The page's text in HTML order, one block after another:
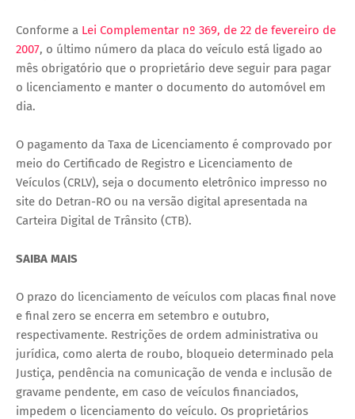
Conforme a Lei Complementar nº 369, de 22 de fevereiro de
2007, o último número da placa do veículo está ligado ao
mês obrigatório que o proprietário deve seguir para pagar
o licenciamento e manter o documento do automóvel em
dia.
O pagamento da Taxa de Licenciamento é comprovado por
meio do Certificado de Registro e Licenciamento de
Veículos (CRLV), seja o documento eletrônico impresso no
site do Detran-RO ou na versão digital apresentada na
Carteira Digital de Trânsito (CTB).
SAIBA MAIS
O prazo do licenciamento de veículos com placas final nove
e final zero se encerra em setembro e outubro,
respectivamente. Restrições de ordem administrativa ou
jurídica, como alerta de roubo, bloqueio determinado pela
Justiça, pendência na comunicação de venda e inclusão de
gravame pendente, em caso de veículos financiados,
impedem o licenciamento do veículo. Os proprietários